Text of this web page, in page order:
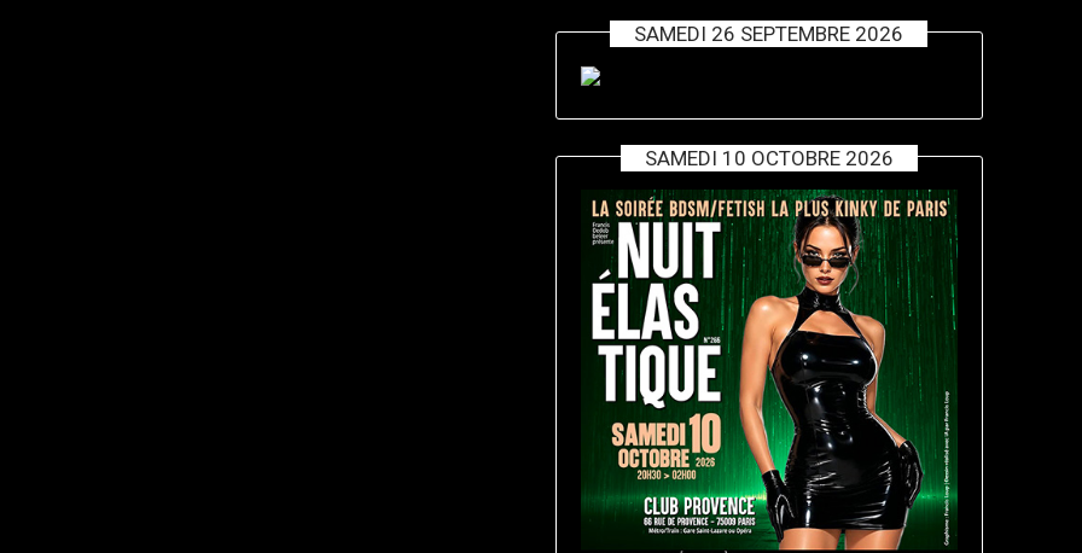
SAMEDI 26 SEPTEMBRE 2026
SAMEDI 10 OCTOBRE 2026